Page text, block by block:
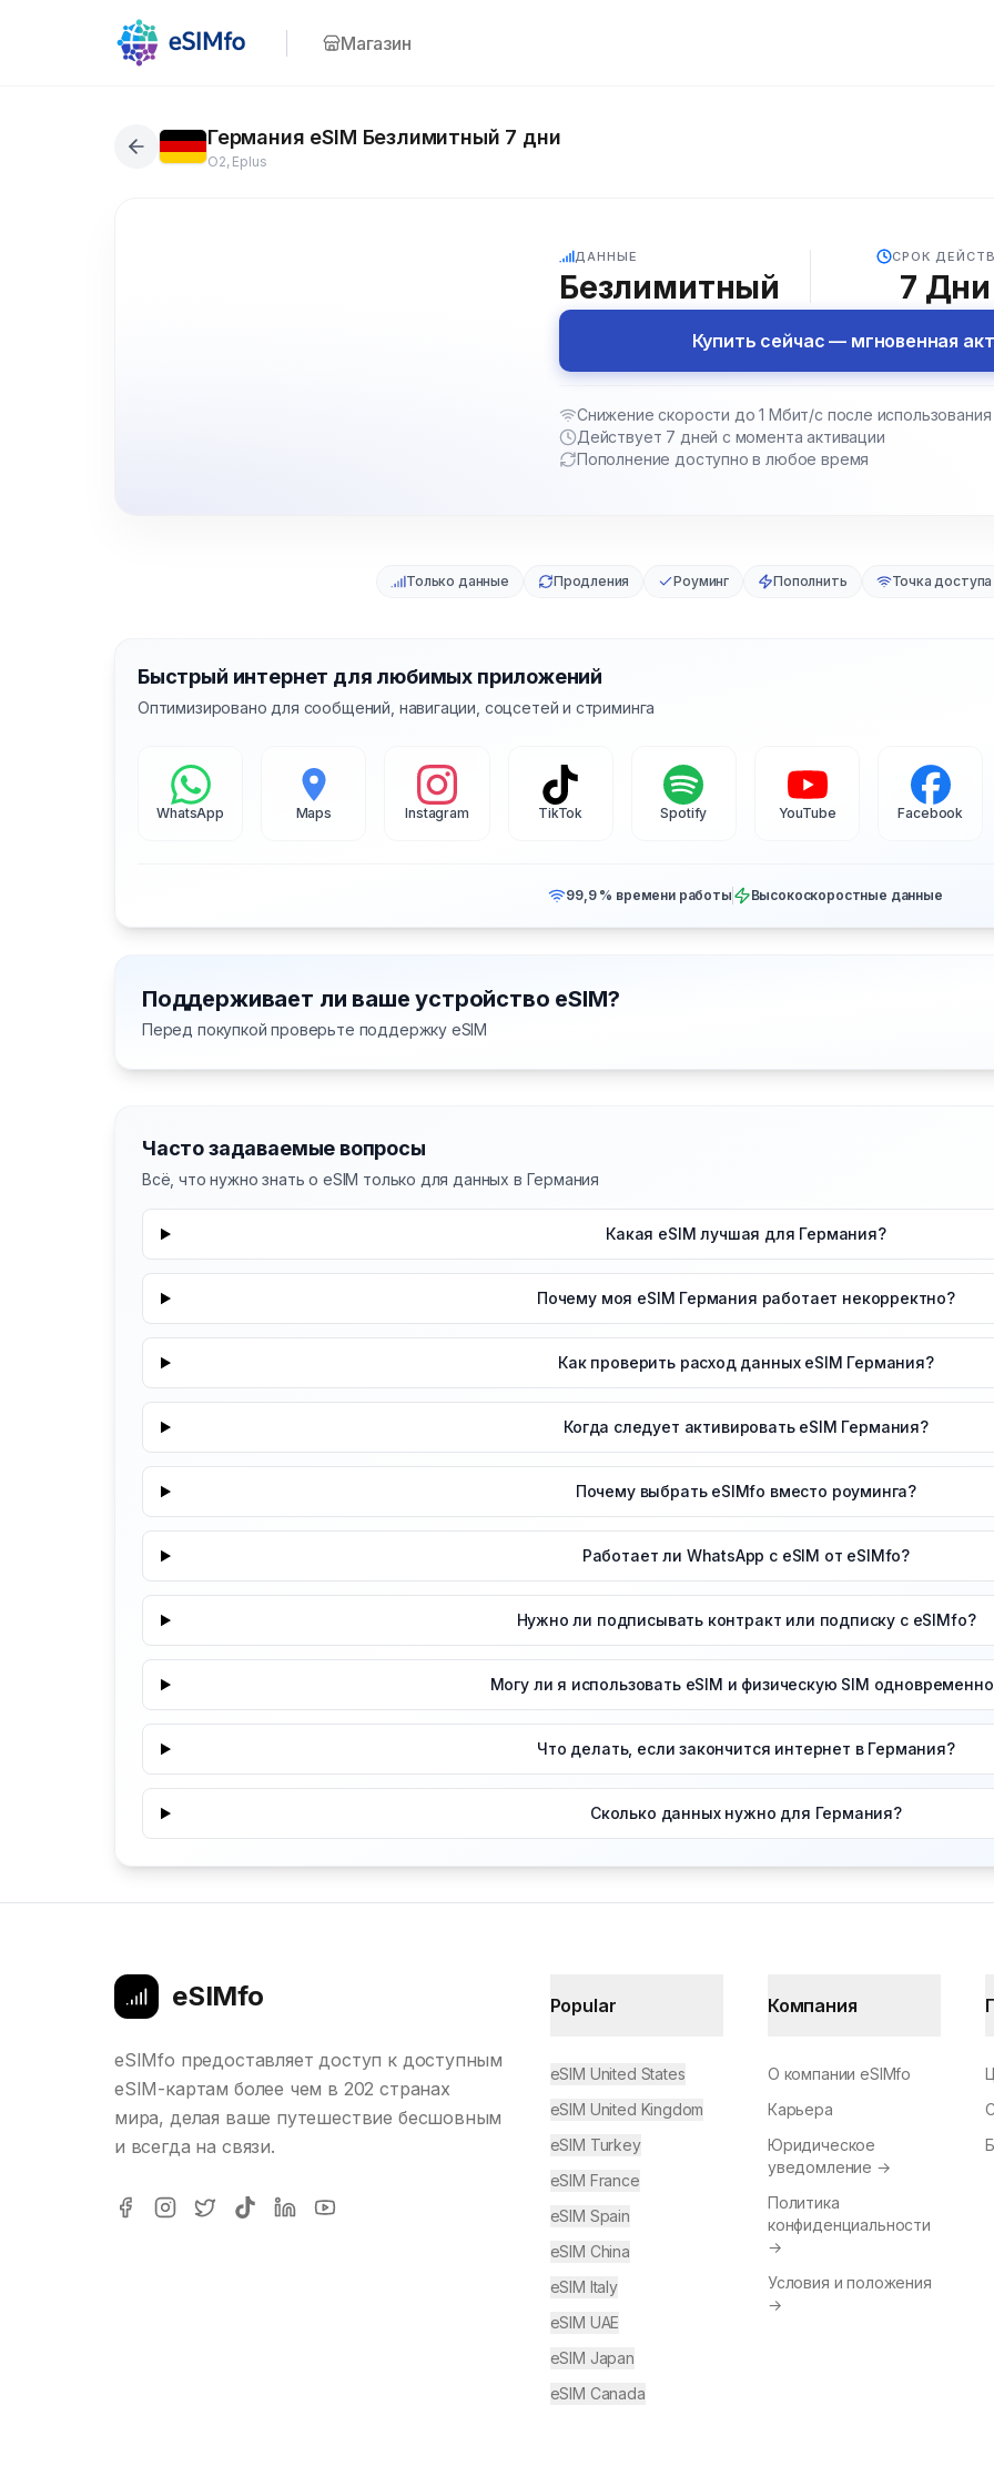
Магазин
Германия eSIM Безлимитный 7 дни
O2, Eplus
ДАННЫЕ
Безлимитный
СРОК
7 Дни
Купить сейчас — мгновенная
Снижение скорости до 1 Мбит/с после
Действует 7 дней с момента активации
Пополнение доступно в любое время
Только данные Продления Роуминг Пополнить Точка доступа
Быстрый интернет для любимых приложений
Оптимизировано для сообщений, навигации, соцсетей и стриминга
WhatsApp Maps Instagram TikTok Spotify YouTube Facebook
99,9 % времени работы Высокоскоростные данные
Поддерживает ли ваше устройство eSIM?
Перед покупкой проверьте поддержку eSIM
Часто задаваемые вопросы
Всё, что нужно знать о eSIM только для данных в Германия
Какая eSIM лучшая для Германия?
Почему моя eSIM Германия работает некорректно?
Как проверить расход данных eSIM Германия?
Когда следует активировать eSIM Германия?
Почему выбрать eSIMfo вместо роуминга?
Работает ли WhatsApp с eSIM от eSIMfo?
Нужно ли подписывать контракт или подписку с eSIMfo?
Могу ли я использовать eSIM и физическую SIM
Что делать, если закончится интернет в Германия?
Сколько данных нужно для Германия?
eSIMfo
eSIMfo предоставляет доступ к доступным
eSIM-картам более чем в 202 странах
мира, делая ваше путешествие бесшовным
и всегда на связи.
Popular
eSIM United States
eSIM United Kingdom
eSIM Turkey
eSIM France
eSIM Spain
eSIM China
eSIM Italy
eSIM UAE
eSIM Japan
eSIM Canada
Компания
О компании eSIMfo
Карьера
Юридическое
уведомление →
Политика
конфиденциальности
→
Условия и положения
→